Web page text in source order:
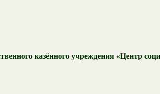
казённого учреждения «Центр